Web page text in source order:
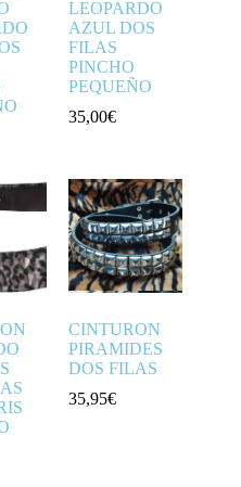
LEOPARDO
AZUL DOS
FILAS
PINCHO
PEQUEÑO
35,00€
CINTURON
PIRAMIDES
DOS FILAS
35,95€